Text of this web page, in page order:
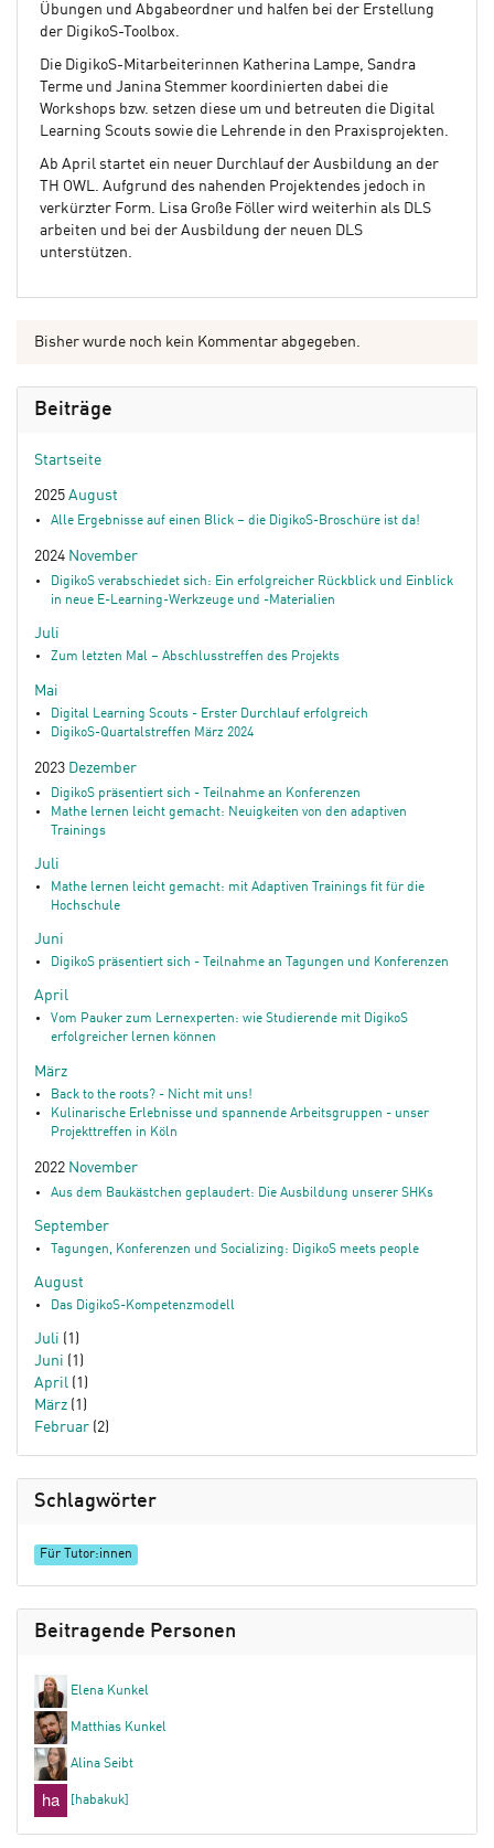
Übungen und Abgabeordner und halfen bei der Erstellung
der DigikoS-Toolbox.
Die DigikoS-Mitarbeiterinnen Katherina Lampe, Sandra
Terme und Janina Stemmer koordinierten dabei die
Workshops bzw. setzen diese um und betreuten die Digital
Learning Scouts sowie die Lehrende in den Praxisprojekten.
Ab April startet ein neuer Durchlauf der Ausbildung an der
TH OWL. Aufgrund des nahenden Projektendes jedoch in
verkürzter Form. Lisa Große Föller wird weiterhin als DLS
arbeiten und bei der Ausbildung der neuen DLS
unterstützen.
Bisher wurde noch kein Kommentar abgegeben.
Beiträge
Startseite
2025 August
Alle Ergebnisse auf einen Blick – die DigikoS-Broschüre ist da!
2024 November
DigikoS verabschiedet sich: Ein erfolgreicher Rückblick und Einblick
in neue E-Learning-Werkzeuge und -Materialien
Juli
Zum letzten Mal – Abschlusstreffen des Projekts
Mai
Digital Learning Scouts - Erster Durchlauf erfolgreich
DigikoS-Quartalstreffen März 2024
2023 Dezember
DigikoS präsentiert sich - Teilnahme an Konferenzen
Mathe lernen leicht gemacht: Neuigkeiten von den adaptiven
Trainings
Juli
Mathe lernen leicht gemacht: mit Adaptiven Trainings fit für die
Hochschule
Juni
DigikoS präsentiert sich - Teilnahme an Tagungen und Konferenzen
April
Vom Pauker zum Lernexperten: wie Studierende mit DigikoS
erfolgreicher lernen können
März
Back to the roots? - Nicht mit uns!
Kulinarische Erlebnisse und spannende Arbeitsgruppen - unser
Projekttreffen in Köln
2022 November
Aus dem Baukästchen geplaudert: Die Ausbildung unserer SHKs
September
Tagungen, Konferenzen und Socializing: DigikoS meets people
August
Das DigikoS-Kompetenzmodell
Juli (1)
Juni (1)
April (1)
März (1)
Februar (2)
Schlagwörter
Für Tutor:innen
Beitragende Personen
Elena Kunkel
Matthias Kunkel
Alina Seibt
[habakuk]